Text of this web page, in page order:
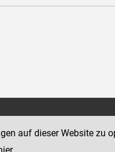
12
der
auf dieser Website